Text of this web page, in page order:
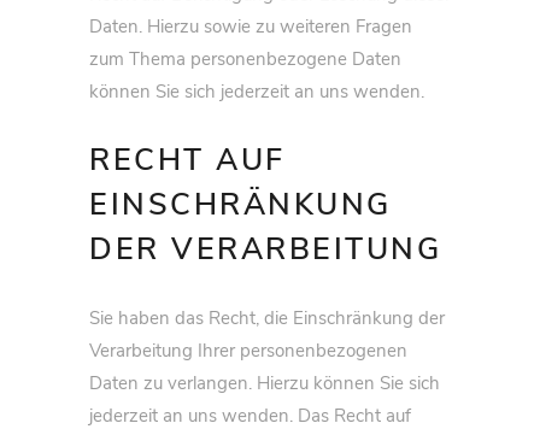
Daten. Hierzu sowie zu weiteren Fragen
zum Thema personenbezogene Daten
können Sie sich jederzeit an uns wenden.
RECHT AUF
EINSCHRÄNKUNG
DER VERARBEITUNG
Sie haben das Recht, die Einschränkung der
Verarbeitung Ihrer personenbezogenen
Daten zu verlangen. Hierzu können Sie sich
jederzeit an uns wenden. Das Recht auf